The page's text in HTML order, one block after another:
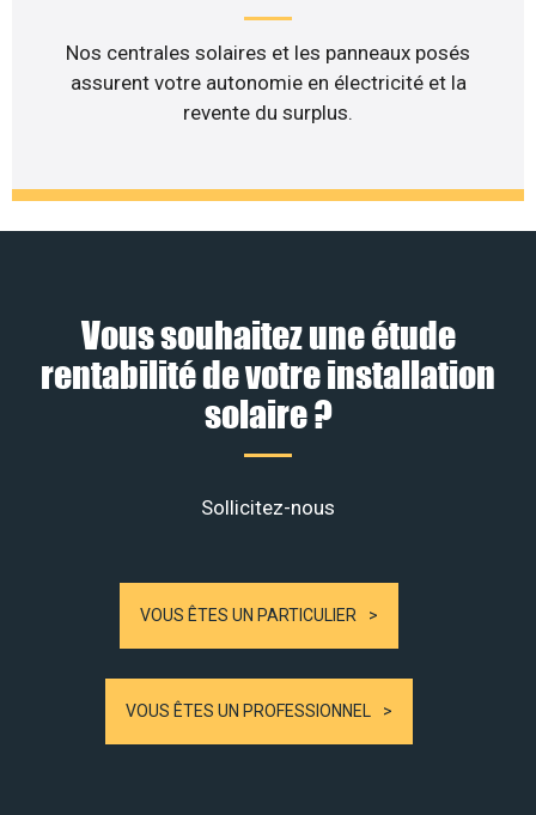
Nos centrales solaires et les panneaux posés
assurent votre autonomie en électricité et la
revente du surplus.
Vous souhaitez une étude
rentabilité de votre installation
solaire ?
Sollicitez-nous
VOUS ÊTES UN PARTICULIER
VOUS ÊTES UN PROFESSIONNEL